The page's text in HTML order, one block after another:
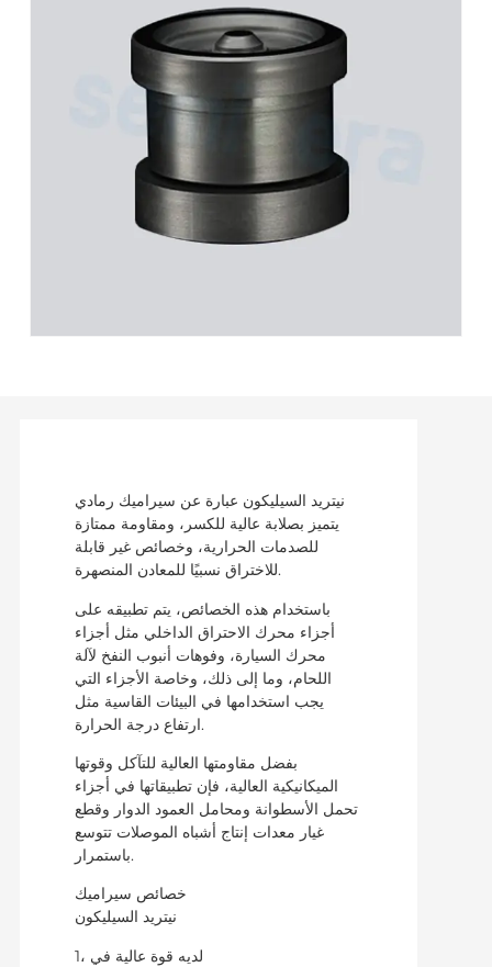
نيتريد السيليكون عبارة عن سيراميك رمادي
يتميز بصلابة عالية للكسر، ومقاومة ممتازة
للصدمات الحرارية، وخصائص غير قابلة
للاختراق نسبيًا للمعادن المنصهرة.
باستخدام هذه الخصائص، يتم تطبيقه على
أجزاء محرك الاحتراق الداخلي مثل أجزاء
محرك السيارة، وفوهات أنبوب النفخ لآلة
اللحام، وما إلى ذلك، وخاصة الأجزاء التي
يجب استخدامها في البيئات القاسية مثل
ارتفاع درجة الحرارة.
بفضل مقاومتها العالية للتآكل وقوتها
الميكانيكية العالية، فإن تطبيقاتها في أجزاء
تحمل الأسطوانة ومحامل العمود الدوار وقطع
غيار معدات إنتاج أشباه الموصلات تتوسع
باستمرار.
خصائص سيراميك
نيتريد السيليكون
1، لديه قوة عالية في